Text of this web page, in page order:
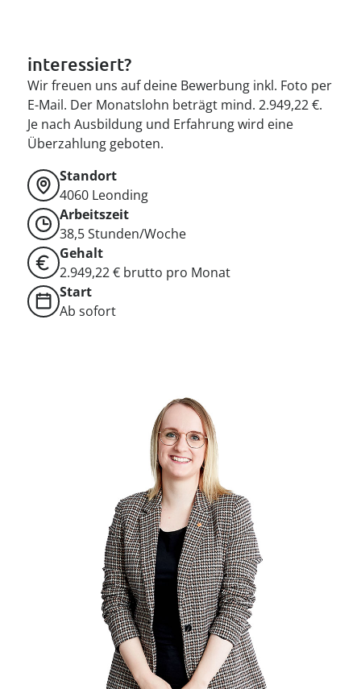
interessiert?
Wir freuen uns auf deine Bewerbung inkl. Foto per
E-Mail. Der Monatslohn beträgt mind. 2.949,22 €.
Je nach Ausbildung und Erfahrung wird eine
Überzahlung geboten.
Standort
4060 Leonding
Arbeitszeit
38,5 Stunden/Woche
Gehalt
2.949,22 € brutto pro Monat
Start
Ab sofort